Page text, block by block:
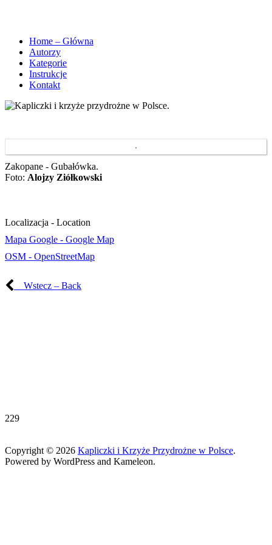
Home – Główna
Autorzy
Kategorie
Instrukcje
Kontakt
Zakopane - Gubałówka.
Foto: Alojzy Ziółkowski
Localizacja - Location
Mapa Google - Google Map
OSM - OpenStreetMap
Wstecz – Back
229
Copyright © 2026 Kapliczki i Krzyże Przydrożne w Polsce.
Powered by WordPress and Kameleon.